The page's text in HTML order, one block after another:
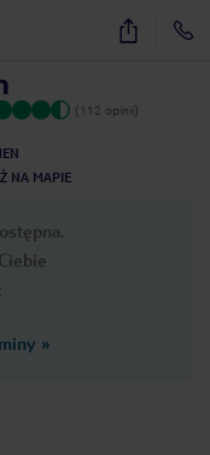
37
(112 opinii)
NA MAPIE
»